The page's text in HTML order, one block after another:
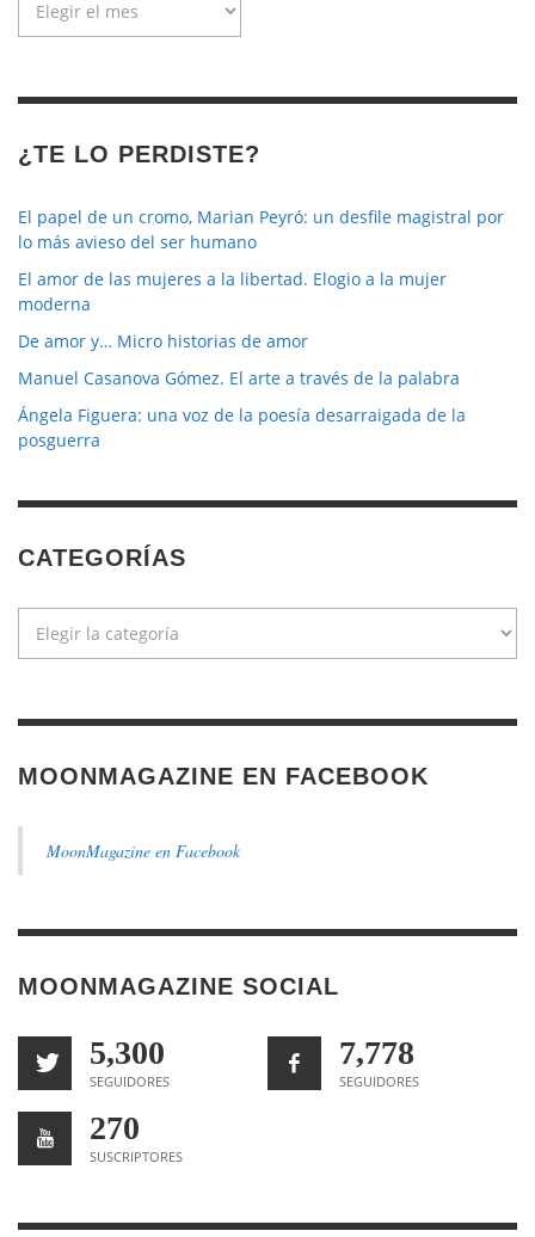
¿TE LO PERDISTE?
El papel de un cromo, Marian Peyró: un desfile magistral por
lo más avieso del ser humano
El amor de las mujeres a la libertad. Elogio a la mujer
moderna
De amor y… Micro historias de amor
Manuel Casanova Gómez. El arte a través de la palabra
Ángela Figuera: una voz de la poesía desarraigada de la
posguerra
CATEGORÍAS
MOONMAGAZINE EN FACEBOOK
MoonMagazine en Facebook
MOONMAGAZINE SOCIAL
5,300
SEGUIDORES
7,778
SEGUIDORES
270
SUSCRIPTORES